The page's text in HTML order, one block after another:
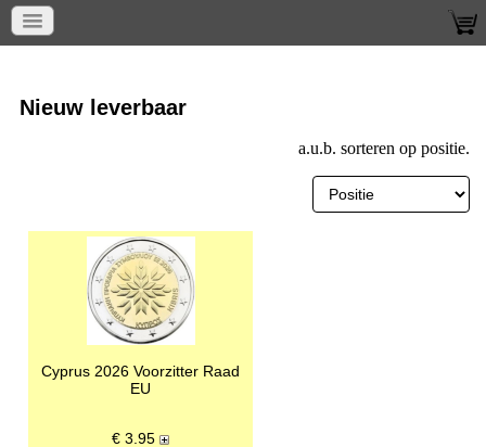
Home
Nieuw leverbaar
a.u.b. sorteren op positie.
Cyprus 2026 Voorzitter Raad
EU
€ 3.95